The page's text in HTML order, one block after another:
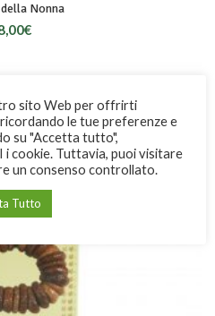
Nonna
€
sito Web per offrirti
le tue preferenze e
su "Accetta tutto",
i cookie. Tuttavia, puoi visitare
un consenso controllato.
Tutto